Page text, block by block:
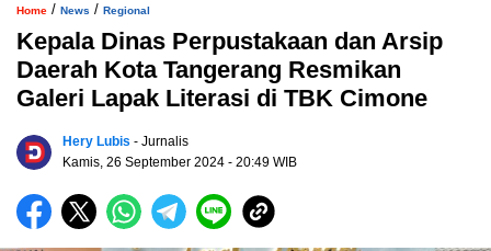
Home / News / Regional
Kepala Dinas Perpustakaan dan Arsip
Daerah Kota Tangerang Resmikan
Galeri Lapak Literasi di TBK Cimone
Hery Lubis - Jurnalis
Kamis, 26 September 2024 - 20:49 WIB